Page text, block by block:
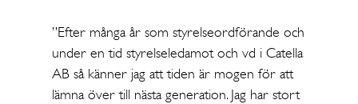
”Efter många år som styrelseordförande och
under en tid styrelseledamot och vd i Catella
AB så känner jag att tiden är mogen för att
lämna över till nästa generation. Jag har stort